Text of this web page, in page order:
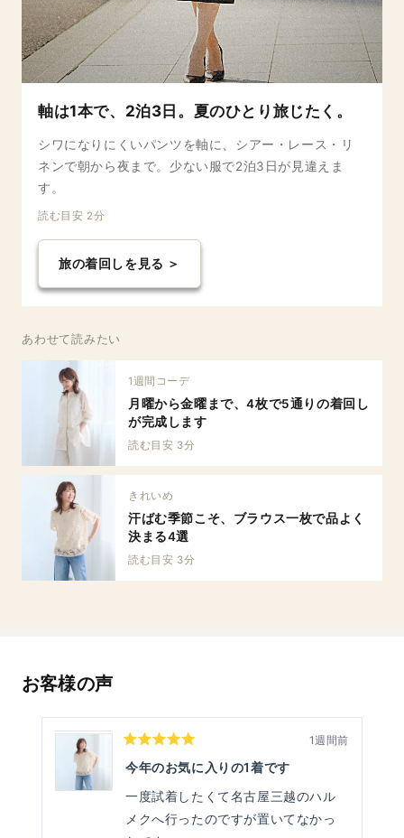
軸は1本で、2泊3日。夏のひとり旅じたく。
シワになりにくいパンツを軸に、シアー・レース・リ
ネンで朝から夜まで。少ない服で2泊3日が見違えま
す。
読む目安 2分
旅の着回しを見る ＞
あわせて読みたい
1週間コーデ
月曜から金曜まで、4枚で5通りの着回し
が完成します
読む目安 3分
きれいめ
汗ばむ季節こそ、ブラウス一枚で品よく
決まる4選
読む目安 3分
お客様の声
5
つ
5
と
評
1週間前
今年のお気に入りの1着です
一度試着したくて名古屋三越のハル
メクへ行ったのですが置いてなかっ